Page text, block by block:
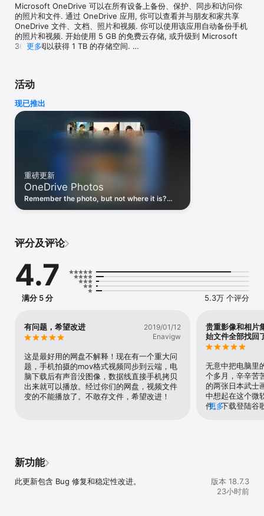
Microsoft OneDrive 可以在所有设备上备份、保护、同步和访问你
的照片和文件. 通过 OneDrive 应用, 你可以查看并与朋友和家共享
OneDrive 文件、文档、照片和视频. 你可以使用该应用自动备份手机
的照片和视频. 开始使用 5 GB 的免费云存储, 或升级到 Microsoft
365 订阅以获得 1 TB 的存储空间.
备份照片和视频
• 通过手机、计算机或以在线方式查看照片
文件共享和管理
• 与朋友和家人共享文档、照片、视频和相册
• 设置受密码保护或即将过期的共享链接*
扫描
• 扫描文档、名片、收据、白板等
• 直接从 OneDrive 移动应用标记、签署和发送文档
•按名称或内容搜索文档
• 个人保管库可让你通过身份验证来保护重要文件
• 还原所有文件上具有版本历史记录的文档
• 勒索软件检测和恢复*
•  使用 Microsoft Office 应用对存储在 OneDrive 中的 Word、
Excel、PowerPoint 和 OneNote 文件进行实时编辑和协作.
升级到 Microsoft 365 订阅
使用 Microsoft 365 个人订阅, 你可以在 iPad、iPhone 和 iPod
touch 上获得 1TB 的存储空间 (对于家庭订阅, 最多可包含 6 名用户,
每人可获得 1TB 的存储空间)、OneDrive 高级功能以及访问 Word、
Excel、PowerPoint、Outlook 和 OneNote 中的所有功能, 还可以
在电脑或 Mac 上安装 Word、Excel、PowerPoint 和 Outlook.
买 Microsoft 365 订阅和 OneDrive 独立订阅的费用将计入你的
iTunes 帐户, 除非事先禁用自动续订, 否则将在当前订阅期结束前的
24 小时内自动续订.
购买后, 若要管理你的订阅或禁用自动续订, 请转到 iTunes 帐户设置.
更多
活动
现已推出
重磅更新
OneDrive Photos
Remember the photo, but not where it is?
评分及评论
4.7
满分 5 分 5.3万 个评分
有问题，希望改进
2019/01/12
Enavigw
这是最好用的网盘不解释！现在有一个重大问
题，手机拍摄的mov格式视频同步到云端，电
脑下载后有声音没图像，数据线直接手机拷贝
出来就可以播放。经过你们的网盘，视频文件
变的不能播放了。不敢存文件，希望改进！
贵重影像和相片
始文件全部找回
无意中把电脑里
个多月，辛辛苦
的两张日本武士
中想起在这个微
件。下载登陆谷
更多
新功能
此更新包含 Bug 修复和稳定性改进。
版本 18.7.3
23小时前